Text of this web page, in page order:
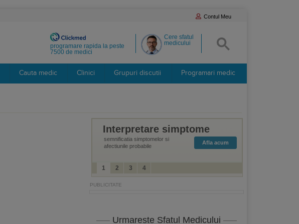
Contul Meu
Cere sfatul
medicului
programare rapida la peste
7500 de medici
Cauta medic Clinici Grupuri discutii Programari medic
Interpretare simptome
semnificatia simptomelor si
afectiunile probabile
Afla acum
1 2 3 4
Urmareste Sfatul Medicului